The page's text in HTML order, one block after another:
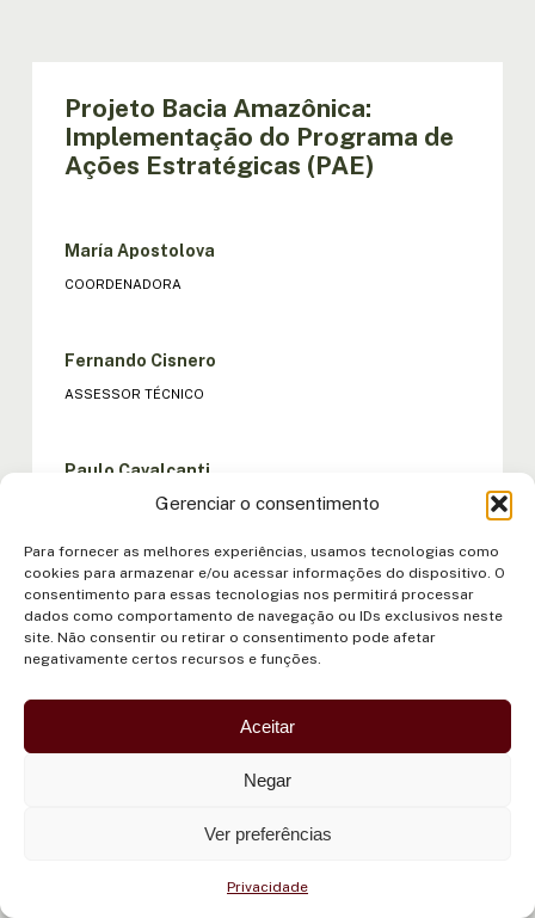
Gerenciar o consentimento
Para fornecer as melhores experiências, usamos tecnologias como
cookies para armazenar e/ou acessar informações do dispositivo. O
consentimento para essas tecnologias nos permitirá processar
dados como comportamento de navegação ou IDs exclusivos neste
site. Não consentir ou retirar o consentimento pode afetar
negativamente certos recursos e funções.
Aceitar
Negar
Ver preferências
Privacidade
Projeto Bacia Amazônica:
Implementação do Programa de
Ações Estratégicas (PAE)
María Apostolova
COORDENADORA
Fernando Cisnero
ASSESSOR TÉCNICO
Paulo Cavalcanti
ANALISTA FINANCEIRO
Nina Rodrigues
CONSULTORA DE COMUNICAÇÃO
CONSULTORA GÊNERO